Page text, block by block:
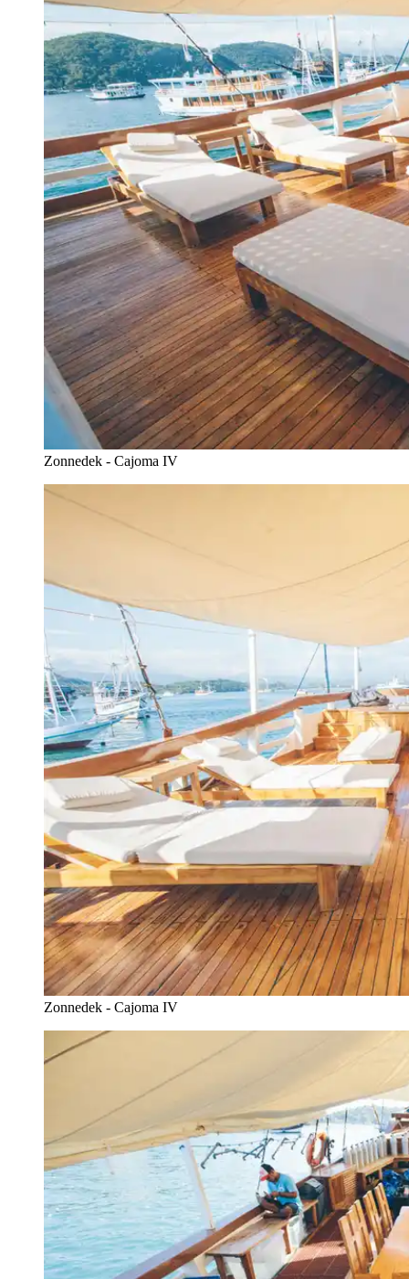
Zonnedek - Cajoma IV
Zonnedek - Cajoma IV